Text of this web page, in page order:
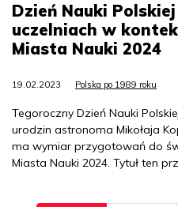
Dzień Nauki
uczelniach w
Miasta Nauki 2024
19.02.2023 Polska po 1989 roku
Tegoroczny Dzień Nauki
urodzin astronoma Mikołaja
ma wymiar przygotowań do
Miasta Nauki 2024. Tytuł ten